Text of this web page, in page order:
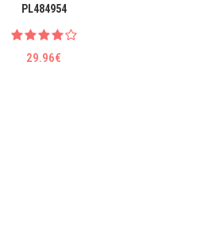
PL484954
29.96€